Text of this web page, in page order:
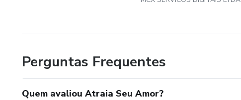
Perguntas Frequentes
Quem avaliou Atraia Seu Amor?